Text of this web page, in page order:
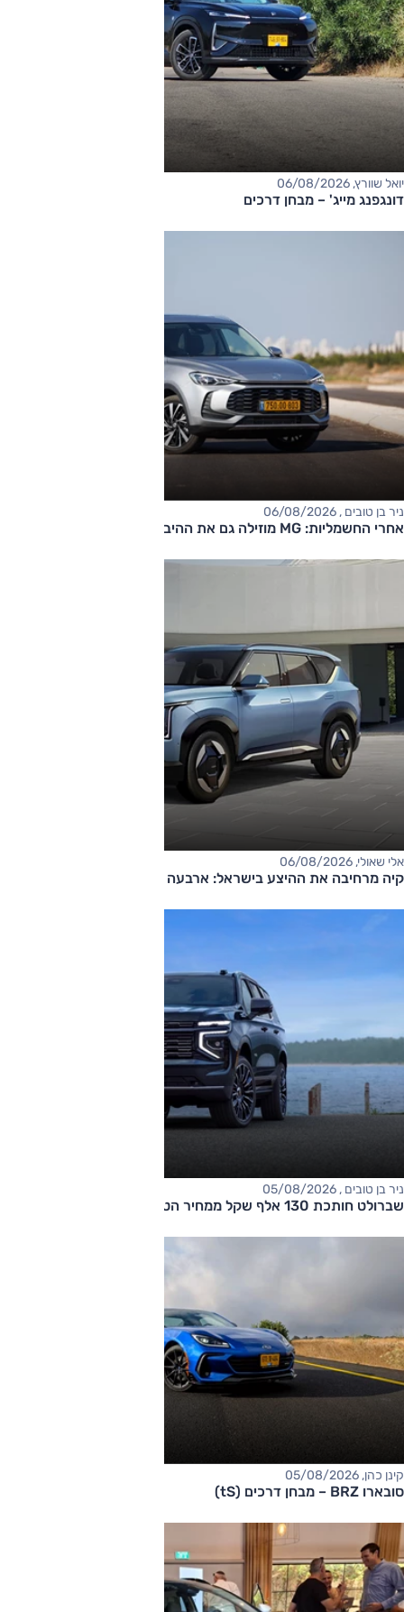
יואל שוורץ, 06/08/2026
דונגפנג מייג' – מבחן דרכים
ניר בן טובים , 06/08/2026
אחרי החשמליות: MG מוזילה גם את ההיברידיות
אלי שאולי, 06/08/2026
קיה מרחיבה את ההיצע בישראל: ארבעה דגמים חדשים בדרך
ניר בן טובים , 05/08/2026
שברולט חותכת 130 אלף שקל ממחיר הטאהו
קינן כהן, 05/08/2026
סובארו BRZ – מבחן דרכים (tS)